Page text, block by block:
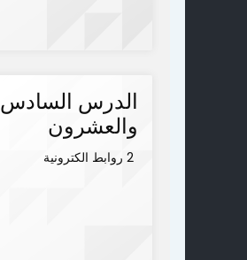
الدرس السادس
والعشرون
2 روابط الكترونية